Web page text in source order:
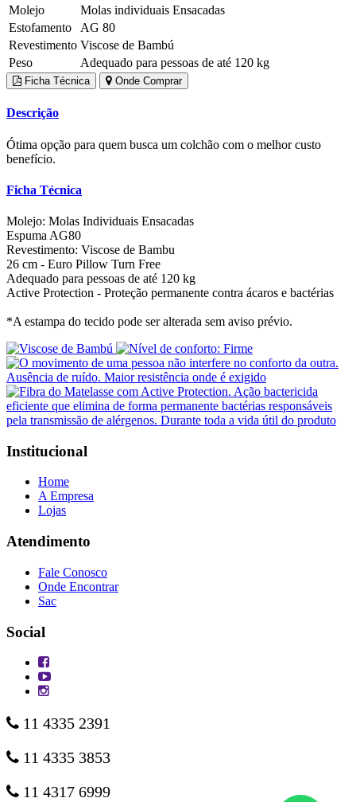
Molejo
Molas individuais Ensacadas
Estofamento
AG 80
Revestimento Viscose de Bambú
Peso
Adequado para pessoas de até 120 kg
Ficha Técnica Onde Comprar
Descrição
Ótima opção para quem busca um colchão com o melhor custo
benefício.
Ficha Técnica
Molejo: Molas Individuais Ensacadas
Espuma AG80
Revestimento: Viscose de Bambu
26 cm - Euro Pillow Turn Free
Adequado para pessoas de até 120 kg
Active Protection - Proteção permanente contra ácaros e bactérias
*A estampa do tecido pode ser alterada sem aviso prévio.
Institucional
Home
A Empresa
Lojas
Atendimento
Fale Conosco
Onde Encontrar
Sac
Social
11 4335 2391
11 4335 3853
11 4317 6999